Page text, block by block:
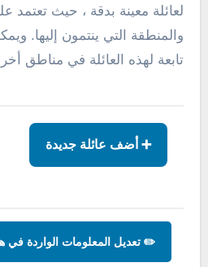
لعائلة معينة بدقة ، حيث تعتمد
والمنطقة التي ينتمون إليها.
تابعة لهذه العائلة في مناطق
➕ أضف عائلة جديدة
✏️ تعديل المعلومات الواردة في